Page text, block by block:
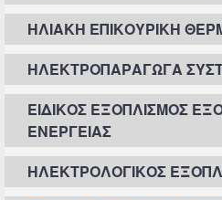
ΗΛΙΑΚΉ ΕΠΙΚΟΥΡΙΚΉ
ΗΛΕΚΤΡΟΠΑΡΑΓΩΓΆ
ΕΙΔΙΚΌΣ ΕΞΟΠΛΙΣΜΌΣ
ΕΝΈΡΓΕΙΑΣ
ΗΛΕΚΤΡΟΛΟΓΙΚΌΣ